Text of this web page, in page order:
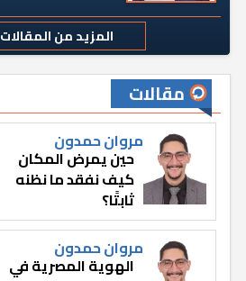
المزيد من المقالات
مقالات
مروان حمدون
حين يمرض المكان
كيف نفقد ما نظنه
ثابتًا؟
مروان حمدون
الهوية المصرية في